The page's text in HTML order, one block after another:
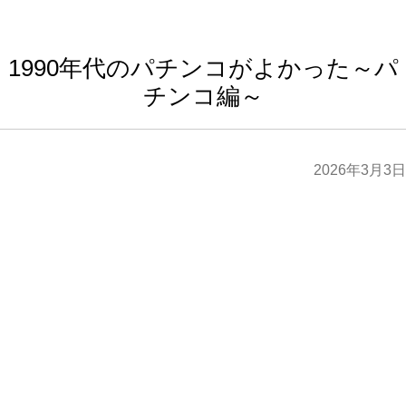
1990年代のパチンコがよかった～パ
チンコ編～
2026年3月3日